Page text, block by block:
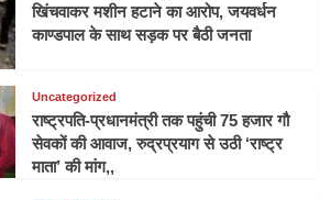
खिंचवाकर मशीन हटाने का आरोप, जयवर्धन
काण्डपाल के साथ सड़क पर बैठी जनता
Uncategorized
राष्ट्रपति-प्रधानमंत्री तक पहुंची 75 हजार गौ
सेवकों की आवाज, रुद्रप्रयाग से उठी ‘राष्ट्र
माता’ की मांग,,